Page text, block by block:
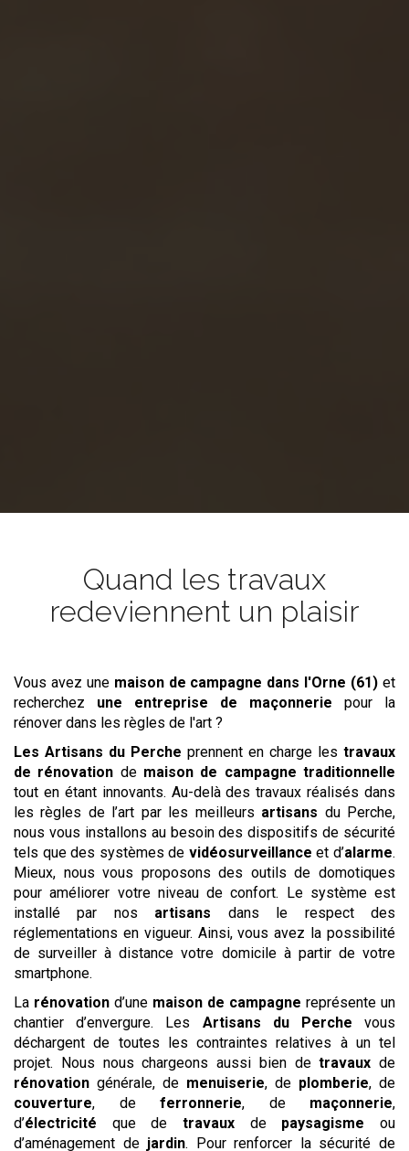
Quand les travaux
redeviennent un plaisir
Vous avez unemaison de campagne dans l'Orne (61) et
recherchez une entreprise de maçonnerie
pour la
rénover dans les règles de l'art ?
Les Artisans du Perche prennent en charge les travaux
de rénovation de maison de campagne traditionnelle
tout en étant innovants. Au-delà des travaux réalisés dans
les règles de l’art par les meilleurs artisans du Perche,
nous vous installons au besoin des dispositifs de sécurité
tels que des systèmes de vidéosurveillance et d’alarme.
Mieux, nous vous proposons des outils de domotiques
pour améliorer votre niveau de confort. Le système est
installé par nos artisans dans le respect des
réglementations en vigueur. Ainsi, vous avez la possibilité
de surveiller à distance votre domicile à partir de votre
smartphone.
La rénovation d’une maison de campagne représente un
chantier d’envergure. Les Artisans du Perche vous
déchargent de toutes les contraintes relatives à un tel
projet. Nous nous chargeons aussi bien detravaux de
rénovation générale, de menuiserie, de plomberie, de
couverture, de ferronnerie, de maçonnerie,
d’électricité que de travaux de paysagisme ou
d’aménagement de jardin. Pour renforcer la sécurité de